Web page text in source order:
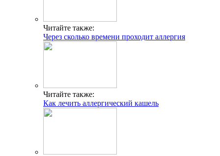
Читайте также:
Через сколько времени проходит аллергия
Читайте также:
Как лечить аллергический кашель